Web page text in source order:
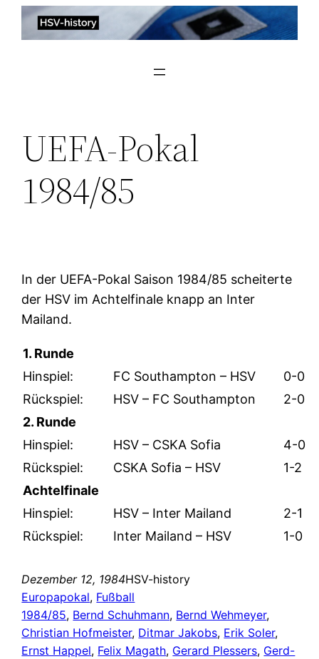
Zum
Inhalt
UEFA-Pokal
1984/85
In der UEFA-Pokal Saison 1984/85 scheiterte
der HSV im Achtelfinale knapp an Inter
Mailand.
1. Runde
Hinspiel:
FC Southampton – HSV
0-0
Rückspiel:
HSV – FC Southampton
2-0
2. Runde
Hinspiel:
HSV – CSKA Sofia
4-0
Rückspiel:
CSKA Sofia – HSV
1-2
Achtelfinale
Hinspiel:
HSV – Inter Mailand
2-1
Rückspiel:
Inter Mailand – HSV 1-0
Dezember 12, 1984HSV-history
Europapokal, Fußball
1984/85, Bernd Schuhmann, Bernd Wehmeyer
Christian Hofmeister, Ditmar Jakobs, Erik Soler
Ernst Happel, Felix Magath, Gerard Plessers, Gerd-